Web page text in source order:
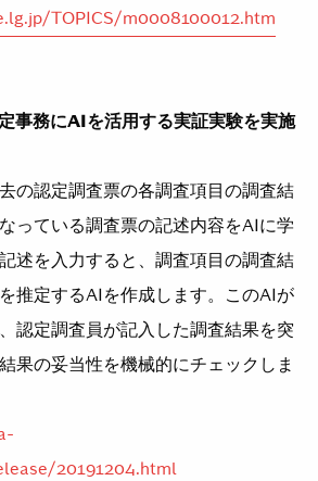
TOPICS/m0008100012.htm
事務にAIを活用する実証実験を実施
の認定調査票の各調査項目の調査結
っている調査票の記述内容をAIに学
述を入力すると、調査項目の調査結
推定するAIを作成します。このAIが
認定調査員が記入した調査結果を突
果の妥当性を機械的にチェックしま
20191204.html